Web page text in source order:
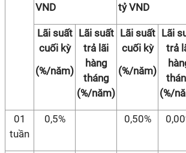
VND
tỷ VND
Lãi suất
cuối kỳ
(%/năm)
Lãi suất
trả lãi
hàng
tháng
(%/năm)
Lãi suất
cuối kỳ
(%/năm)
Lãi
trả
(%/
01
tuần
0,5% 0,50%